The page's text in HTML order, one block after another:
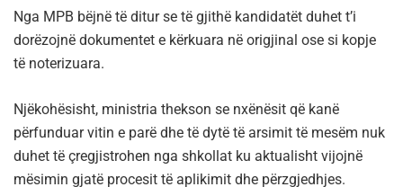
Nga MPB bëjnë të ditur se të gjithë kandidatët duhet t’i
dorëzojnë dokumentet e kërkuara në origjinal ose si kopje
të noterizuara.
Njëkohësisht, ministria thekson se nxënësit që kanë
përfunduar vitin e parë dhe të dytë të arsimit të mesëm nuk
duhet të çregjistrohen nga shkollat ku aktualisht vijojnë
mësimin gjatë procesit të aplikimit dhe përzgjedhjes.